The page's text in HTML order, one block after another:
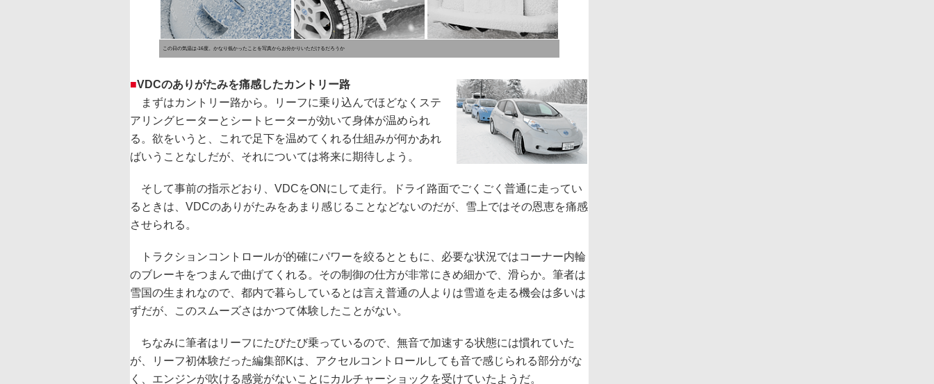
この日の気温は-16度。かなり低かったことを写真からお分かりいただけるだろうか
■VDCのありがたみを痛感したカントリー路
まずはカントリー路から。リーフに乗り込んでほどなくステ
アリングヒーターとシートヒーターが効いて身体が温められ
る。欲をいうと、これで足下を温めてくれる仕組みが何かあれ
ばいうことなしだが、それについては将来に期待しよう。
そして事前の指示どおり、VDCをONにして走行。ドライ路面でごくごく普通に走ってい
るときは、VDCのありがたみをあまり感じることなどないのだが、雪上ではその恩恵を痛感
させられる。
トラクションコントロールが的確にパワーを絞るとともに、必要な状況ではコーナー内輪
のブレーキをつまんで曲げてくれる。その制御の仕方が非常にきめ細かで、滑らか。筆者は
雪国の生まれなので、都内で暮らしているとは言え普通の人よりは雪道を走る機会は多いは
ずだが、このスムーズさはかつて体験したことがない。
ちなみに筆者はリーフにたびたび乗っているので、無音で加速する状態には慣れていた
が、リーフ初体験だった編集部Kは、アクセルコントロールしても音で感じられる部分がな
く、エンジンが吹ける感覚がないことにカルチャーショックを受けていたようだ。